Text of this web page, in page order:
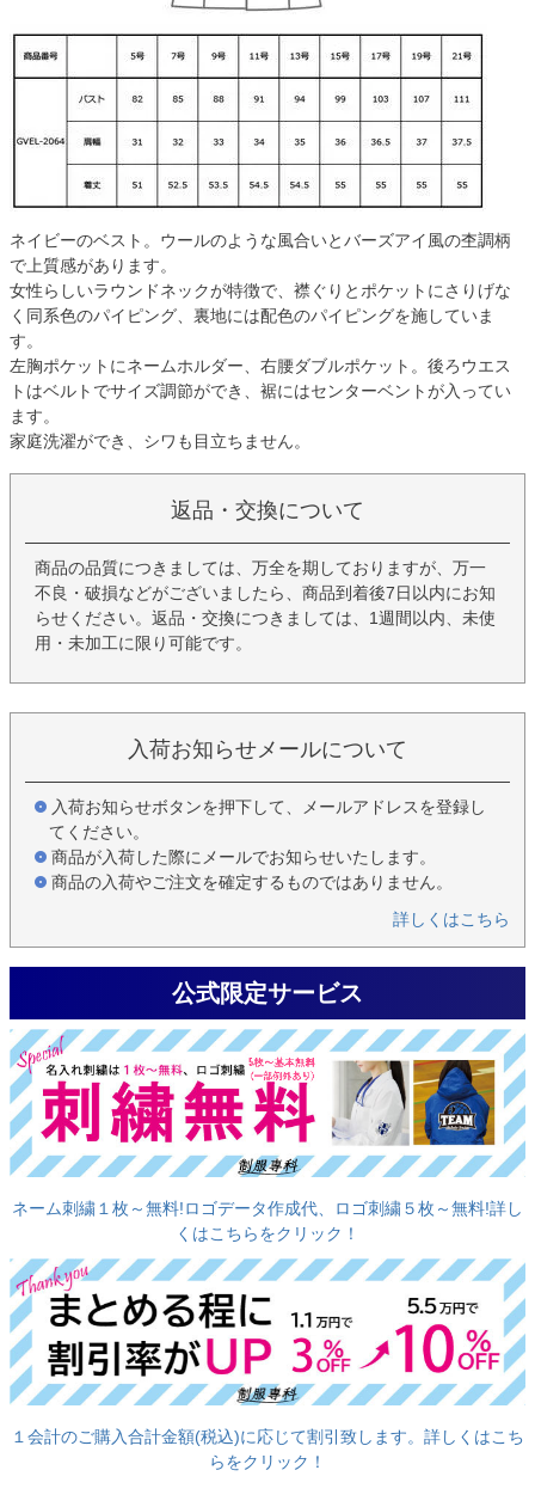
ネイビーのベスト。ウールのような風合いとバーズアイ風の杢調柄
で上質感があります。
女性らしいラウンドネックが特徴で、襟ぐりとポケットにさりげな
く同系色のパイピング、裏地には配色のパイピングを施していま
す。
左胸ポケットにネームホルダー、右腰ダブルポケット。後ろウエス
トはベルトでサイズ調節ができ、裾にはセンターベントが入ってい
ます。
家庭洗濯ができ、シワも目立ちません。
返品・交換について
商品の品質につきましては、万全を期しておりますが、万一
不良・破損などがございましたら、商品到着後7日以内にお知
らせください。返品・交換につきましては、1週間以内、未使
用・未加工に限り可能です。
入荷お知らせメールについて
入荷お知らせボタンを押下して、メールアドレスを登録し
てください。
商品が入荷した際にメールでお知らせいたします。
商品の入荷やご注文を確定するものではありません。
詳しくはこちら
公式限定サービス
ネーム刺繍１枚～無料!ロゴデータ作成代、ロゴ刺繍５枚～無料!詳し
くはこちらをクリック！
１会計のご購入合計金額(税込)に応じて割引致します。詳しくはこち
らをクリック！